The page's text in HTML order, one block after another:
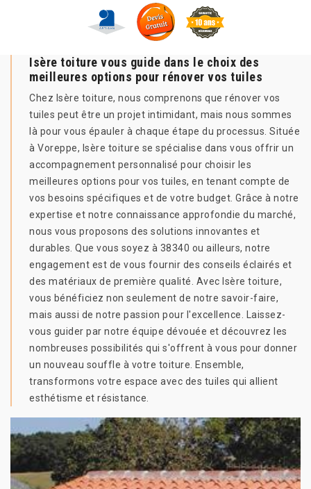
Isère toiture vous guide dans le choix des
meilleures options pour rénover vos tuiles
Chez Isère toiture, nous comprenons que rénover vos
tuiles peut être un projet intimidant, mais nous sommes
là pour vous épauler à chaque étape du processus. Située
à Voreppe, Isère toiture se spécialise dans vous offrir un
accompagnement personnalisé pour choisir les
meilleures options pour vos tuiles, en tenant compte de
vos besoins spécifiques et de votre budget. Grâce à notre
expertise et notre connaissance approfondie du marché,
nous vous proposons des solutions innovantes et
durables. Que vous soyez à 38340 ou ailleurs, notre
engagement est de vous fournir des conseils éclairés et
des matériaux de première qualité. Avec Isère toiture,
vous bénéficiez non seulement de notre savoir-faire,
mais aussi de notre passion pour l'excellence. Laissez-
vous guider par notre équipe dévouée et découvrez les
nombreuses possibilités qui s'offrent à vous pour donner
un nouveau souffle à votre toiture. Ensemble,
transformons votre espace avec des tuiles qui allient
esthétisme et résistance.